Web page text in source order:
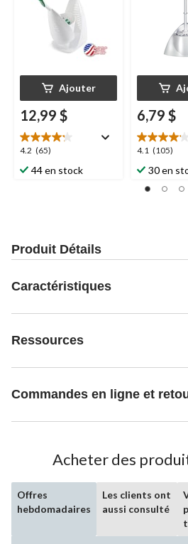
Ajouter
12,99 $
4.2 (65)
4.2
étoile(s)
sur
44 en stock
6,79 $
4.1 (105)
4.1
étoile(s)
sur
5.
30 en
Produit Détails
Caractéristiques
Ressources
Commandes en ligne et
Acheter des
Offres
hebdomadaires
Les clients ont
aussi consulté